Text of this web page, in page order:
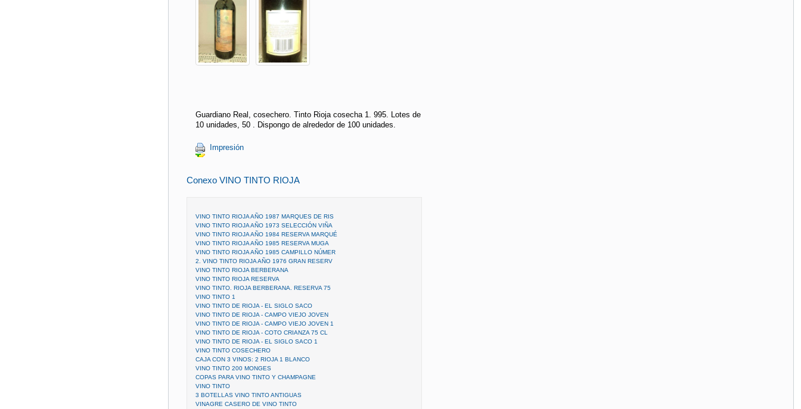
Guardiano Real, cosechero. Tinto Rioja cosecha 1. 995. Lotes de
10 unidades, 50 . Dispongo de alrededor de 100 unidades.
Impresión
Conexo VINO TINTO RIOJA
VINO TINTO RIOJA AÑO 1987 MARQUES DE RIS
VINO TINTO RIOJA AÑO 1973 SELECCIÓN VIÑA
VINO TINTO RIOJA AÑO 1984 RESERVA MARQUÉ
VINO TINTO RIOJA AÑO 1985 RESERVA MUGA
VINO TINTO RIOJA AÑO 1985 CAMPILLO NÚMER
2. VINO TINTO RIOJA AÑO 1976 GRAN RESERV
VINO TINTO RIOJA BERBERANA
VINO TINTO RIOJA RESERVA
VINO TINTO. RIOJA BERBERANA. RESERVA 75
VINO TINTO 1
VINO TINTO DE RIOJA - EL SIGLO SACO
VINO TINTO DE RIOJA - CAMPO VIEJO JOVEN
VINO TINTO DE RIOJA - CAMPO VIEJO JOVEN 1
VINO TINTO DE RIOJA - COTO CRIANZA 75 CL
VINO TINTO DE RIOJA - EL SIGLO SACO 1
VINO TINTO COSECHERO
CAJA CON 3 VINOS: 2 RIOJA 1 BLANCO
VINO TINTO 200 MONGES
COPAS PARA VINO TINTO Y CHAMPAGNE
VINO TINTO
3 BOTELLAS VINO TINTO ANTIGUAS
VINAGRE CASERO DE VINO TINTO